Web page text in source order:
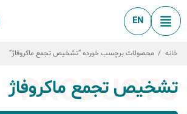
EN
خانه / محصولات برچسب خورده “تشخیص تجمع ماکروفاژ”
PRODUCTS
تشخیص تجمع ماکروفاژ